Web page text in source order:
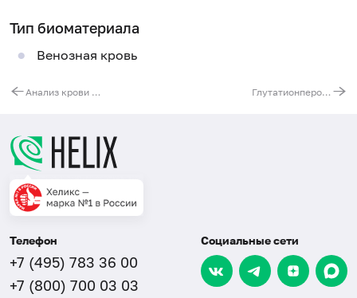
Тип биоматериала
Венозная кровь
Анализ крови на аминокислоты и ацилкарнитины (32 показателя) Глутатионпероксидаза в эритроцитах
Телефон
+7 (495) 783 36 00
+7 (800) 700 03 03
Социальные сети